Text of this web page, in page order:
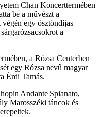
Chan Koncerttermében
be a művészt a
egy ösztöndíjas
a
a Rózsa Centerben
egy Rózsa nevű magyar
Érdi Tamás.
Andante Spianato,
Marosszéki táncok és